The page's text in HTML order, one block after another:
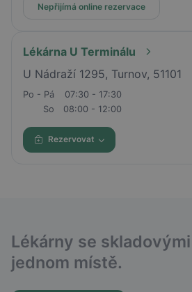
Nepřijímá online rezervace
Lékárna U Terminálu
U Nádraží 1295, Turnov, 51101
Po - Pá
07:30 - 17:30
So
08:00 - 12:00
Rezervovat
Lékárny se
jednom místě.